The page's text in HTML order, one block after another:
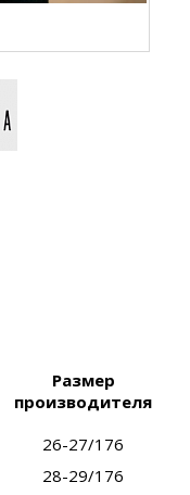
Размер
производителя
26-27/176
28-29/176